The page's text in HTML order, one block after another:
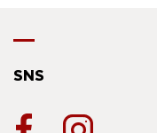
SNS